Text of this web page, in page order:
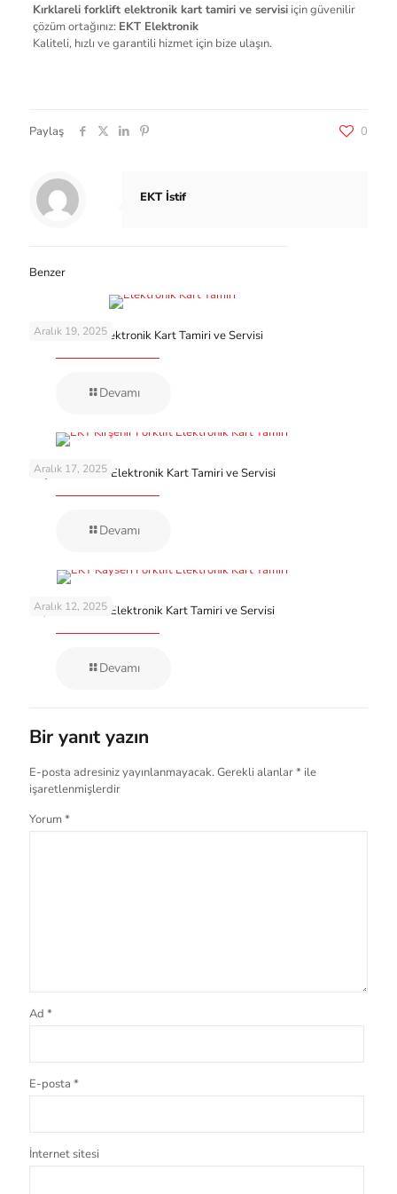
Kırklareli forklift elektronik kart tamiri ve servisiiçin güvenilir
çözüm ortağınız: EKT Elektronik
Kaliteli, hızlı ve garantili hizmet için bize ulaşın.
Paylaş 0
EKT İstif
Benzer
Aralık 19, 2025
Bitlis Forklift Elektronik Kart Tamiri ve Servisi
Devamı
Aralık 17, 2025
Kırşehir Forklift Elektronik Kart Tamiri ve Servisi
Devamı
Aralık 12, 2025
Kayseri Forklift Elektronik Kart Tamiri ve Servisi
Devamı
Bir yanıt yazın
E-posta adresiniz yayınlanmayacak. Gerekli alanlar* ile
işaretlenmişlerdir
Yorum*
Ad *
E-posta *
İnternet sitesi